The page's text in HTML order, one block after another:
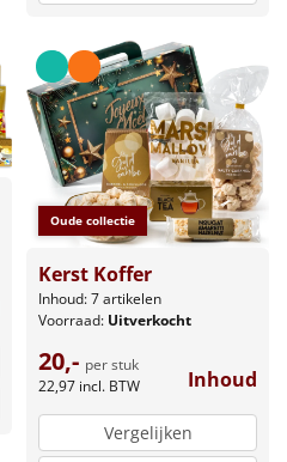
Oude collectie
Kerst Koffer
Inhoud: 7 artikelen
Voorraad: Uitverkocht
20,- per stuk
22,97 incl. BTW Inhoud
Vergelijken